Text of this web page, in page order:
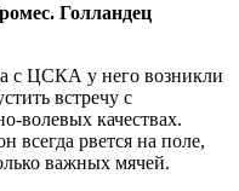
Голландец
с ЦСКА у него возникли
встречу с
волевых качествах.
всегда рвется на поле,
важных мячей.